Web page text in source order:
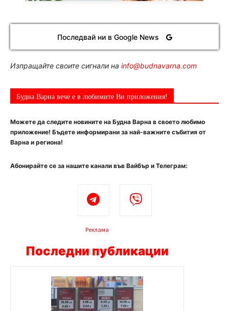
Последвай ни в Google News
Изпращайте своите сигнали на info@budnavarna.com
Будна Варна вече е в любимите Ви приложения!
Можете да следите новините на Будна Варна в своето любимо
приложение! Бъдете информирани за най-важните събития от
Варна и региона!
Абонирайте се за нашите канали във Вайбър и Телеграм:
Реклама
Последни публикации